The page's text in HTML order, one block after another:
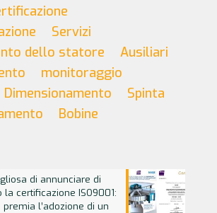
Servizi
dello statore
Ausiliari
monitoraggio
Dimensionamento
Spinta
Bobine
di annunciare di
la certificazione ISO9001:
premia l’adozione di un